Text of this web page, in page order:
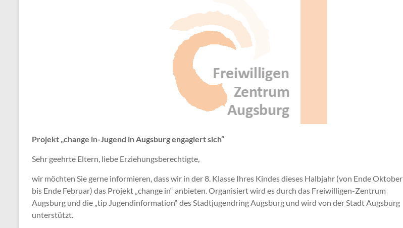
Projekt „change in-Jugend in Augsburg engagiert sich“
Sehr geehrte Eltern, liebe Erziehungsberechtigte,
wir möchten Sie gerne informieren, dass wir in der 8. Klasse Ihres Kindes dieses Halbjahr (von Ende Oktober
bis Ende Februar) das Projekt „change in“ anbieten. Organisiert wird es durch das Freiwilligen-Zentrum
Augsburg und die „tip Jugendinformation“ des Stadtjugendring Augsburg und wird von der Stadt Augsburg
unterstützt.